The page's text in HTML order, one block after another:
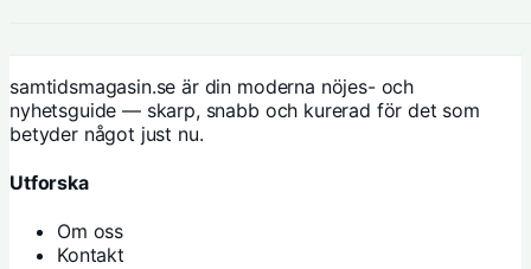
samtidsmagasin.se är din moderna nöjes- och
nyhetsguide — skarp, snabb och kurerad för det som
betyder något just nu.
Utforska
Om oss
Kontakt